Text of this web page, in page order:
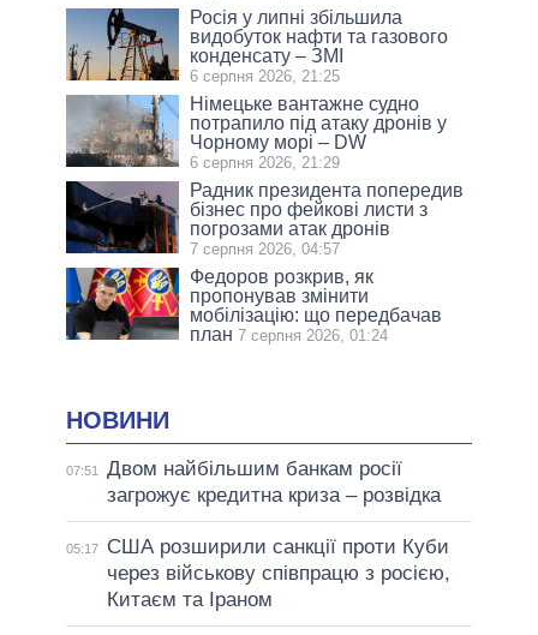
Росія у липні збільшила
видобуток нафти та газового
конденсату – ЗМІ
6 серпня 2026, 21:25
Німецьке вантажне судно
потрапило під атаку дронів у
Чорному морі – DW
6 серпня 2026, 21:29
Радник президента попередив
бізнес про фейкові листи з
погрозами атак дронів
7 серпня 2026, 04:57
Федоров розкрив, як
пропонував змінити
мобілізацію: що передбачав
план 7 серпня 2026, 01:24
НОВИНИ
07:51
Двом найбільшим банкам росії
загрожує кредитна криза – розвідка
05:17
США розширили санкції проти Куби
через військову співпрацю з росією,
Китаєм та Іраном